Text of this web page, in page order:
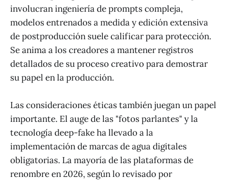
involucran ingeniería de prompts compleja,
modelos entrenados a medida y edición extensiva
de postproducción suele calificar para protección.
Se anima a los creadores a mantener registros
detallados de su proceso creativo para demostrar
su papel en la producción.
Las consideraciones éticas también juegan un papel
importante. El auge de las "fotos parlantes" y la
tecnología deep-fake ha llevado a la
implementación de marcas de agua digitales
obligatorias. La mayoría de las plataformas de
renombre en 2026, según lo revisado por